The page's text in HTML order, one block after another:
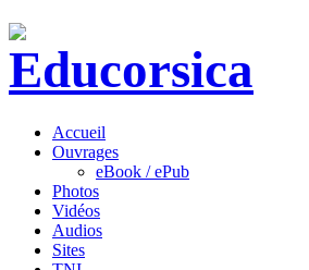
Accueil
Ouvrages
eBook / ePub
Photos
Vidéos
Audios
Sites